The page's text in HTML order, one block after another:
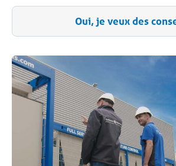
Oui, je veux des